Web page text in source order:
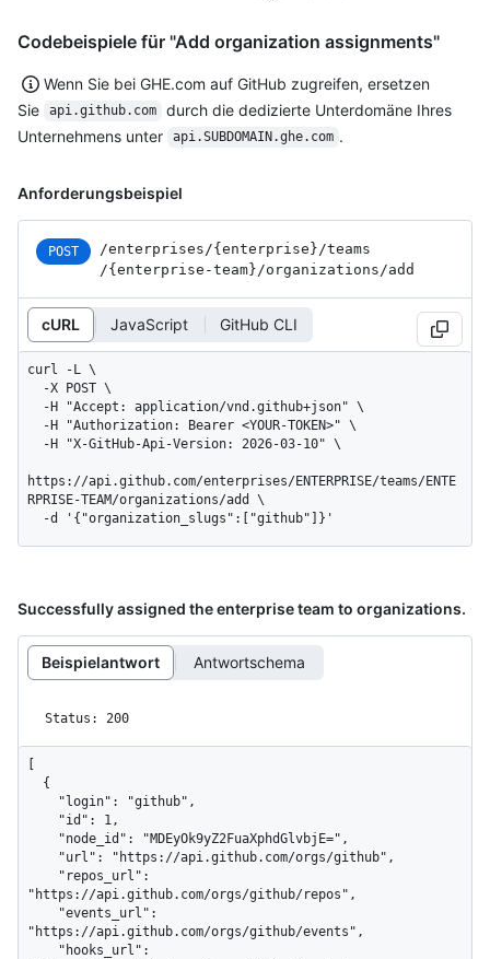
Codebeispiele für "Add organization assignments"
Wenn Sie bei GHE.com auf GitHub zugreifen, ersetzen
Sie
api.github.com
durch die dedizierte Unterdomäne Ihres
Unternehmens unter
api.SUBDOMAIN.ghe.com .
Anforderungsbeispiel
POST /enterprises /{enterprise} /teams
/{enterprise-team} /organizations /add
cURL JavaScript GitHub CLI
curl -L \
https://api.github.com/enterprises/ENTERPRISE/teams/ENTE
RPRISE-TEAM/organizations/add \
  -d '{"organization_slugs":["github"]}'
Successfully assigned the enterprise team to organizations.
Beispielantwort Antwortschema
Status: 200
[
"https://api.github.com/orgs/github/repos",
"https://api.github.com/orgs/github/events",